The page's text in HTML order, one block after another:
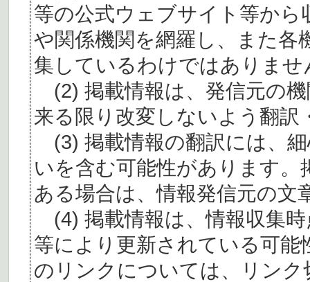
等の公式ウェブサイト等か
や関係機関を網羅し、また各
集しているわけではありませ
(2) 掲載情報は、発信元の
来る限り改変しないよう翻訳
(3) 掲載情報の翻訳には、
いを含む可能性があります。
ある場合は、情報発信元の文
(4) 掲載情報は、情報収集
等により更新されている可
のリンクについては、リン